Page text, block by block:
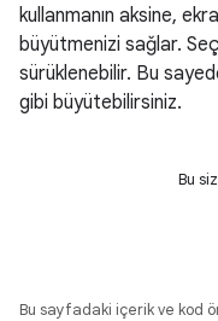
kullanmanın aksine,
büyütmenizi sağlar.
sürüklenebilir. Bu
gibi büyütebilirsiniz.
Bu
Bu sayfadaki içerik ve kod